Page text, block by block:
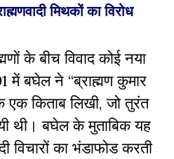
मिथकों का विरोध
के बीच विवाद कोई नया
में बघेल ने “ब्राह्मण कुमार
एक किताब लिखी, जो तुरंत
थी। बघेल के मुताबिक यह
विचारों का भंडाफोड करती